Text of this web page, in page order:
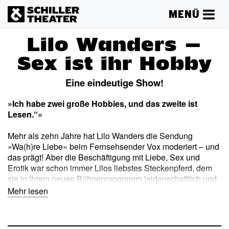
MENÜ
Lilo Wanders –
Sex ist ihr Hobby
Eine eindeutige Show!
»Ich habe zwei große Hobbies, und das zweite ist
Lesen.“«
Mehr als zehn Jahre hat Lilo Wanders die Sendung
»Wa(h)re Liebe« beim Fernsehsender Vox moderiert – und
das prägt! Aber die Beschäftigung mit Liebe, Sex und
Erotik war schon immer Lilos liebstes Steckenpferd, dem
sie in ihrem neuen Bühnenprogramm leidenschaftlich und
mit Humor die Sporen gibt.
Mehr lesen